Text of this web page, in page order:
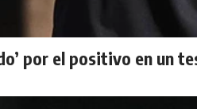
por el positivo en un